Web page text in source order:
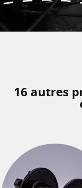
16 autres